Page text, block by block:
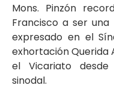
Mons. Pinzón
Francisco a ser
expresado en el
exhortación Querida
el Vicariato
sinodal.